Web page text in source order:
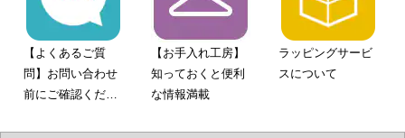
【よくあるご質
問】お問い合わせ
前にご確認くださ
【お手入れ工房】
知っておくと便利
な情報満載
ラッピングサービ
スについて